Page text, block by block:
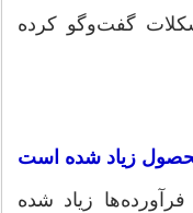
گفت‌وگو کرده
زیاد شده است
زیاد شده